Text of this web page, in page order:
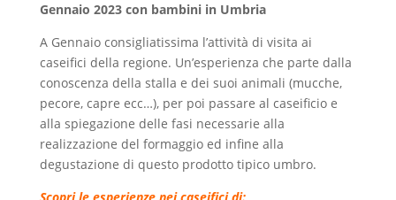
Gennaio 2023 con bambini in Umbria
A Gennaio consigliatissima l’attività di visita ai
caseifici della regione. Un’esperienza che parte dalla
conoscenza della stalla e dei suoi animali (mucche,
pecore, capre ecc…), per poi passare al caseificio e
alla spiegazione delle fasi necessarie alla
realizzazione del formaggio ed infine alla
degustazione di questo prodotto tipico umbro.